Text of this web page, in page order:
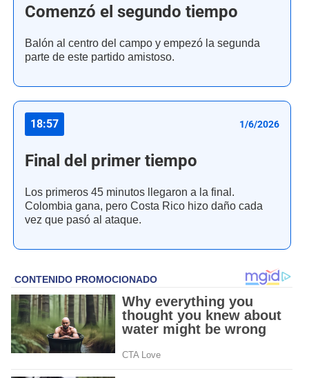
Comenzó el segundo tiempo
Balón al centro del campo y empezó la segunda
parte de este partido amistoso.
18:57 1/6/2026
Final del primer tiempo
Los primeros 45 minutos llegaron a la final.
Colombia gana, pero Costa Rico hizo daño cada
vez que pasó al ataque.